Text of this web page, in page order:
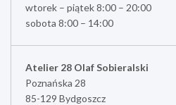
wtorek – piątek 8:00 – 20:00
sobota 8:00 – 14:00
Atelier 28 Olaf Sobieralski
Poznańska 28
85-129 Bydgoszcz